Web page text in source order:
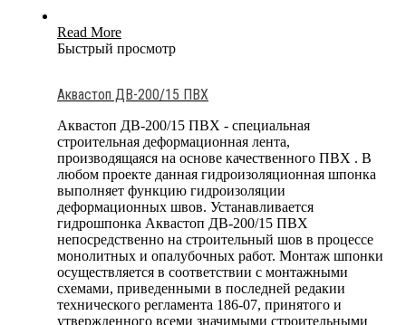
Read More
Быстрый просмотр
Аквастоп ДВ-200/15 ПВХ
Аквастоп ДВ-200/15 ПВХ - специальная
строительная деформационная лента,
производящаяся на основе качественного ПВХ . В
любом проекте данная гидроизоляционная шпонка
выполняет функцию гидроизоляции
деформационных швов. Устанавливается
гидрошпонка Аквастоп ДВ-200/15 ПВХ
непосредственно на строительный шов в процессе
монолитных и опалубочных работ. Монтаж шпонки
осуществляется в соответствии с монтажными
схемами, приведенными в последней редакии
технического регламента 186-07, принятого и
утвержденного всеми значимыми строительными